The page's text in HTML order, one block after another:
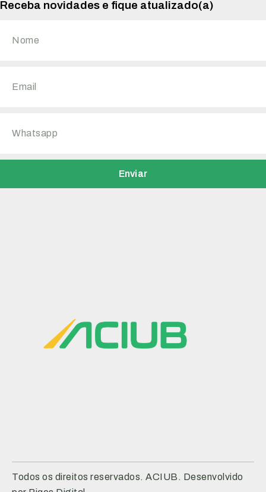
Receba novidades e fique atualizado(a)
Enviar
Todos os direitos reservados. ACIUB. Desenvolvido